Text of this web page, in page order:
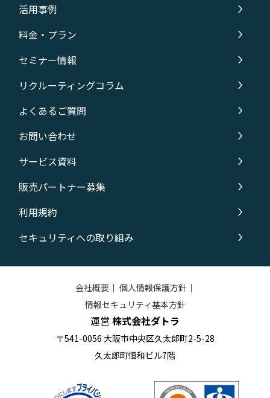
活用事例
料金・プラン
セミナー情報
リクルーティングコラム
よくあるご質問
お問い合わせ
サービス資料
販売パートナー募集
利用規約
セキュリティへの取り組み
会社概要｜ 個人情報保護方針 ｜
情報セキュリティ基本方針
運営 株式会社ダトラ
〒541-0056 大阪市中央区久太郎町2-5-28
久太郎町恒和ビル7階